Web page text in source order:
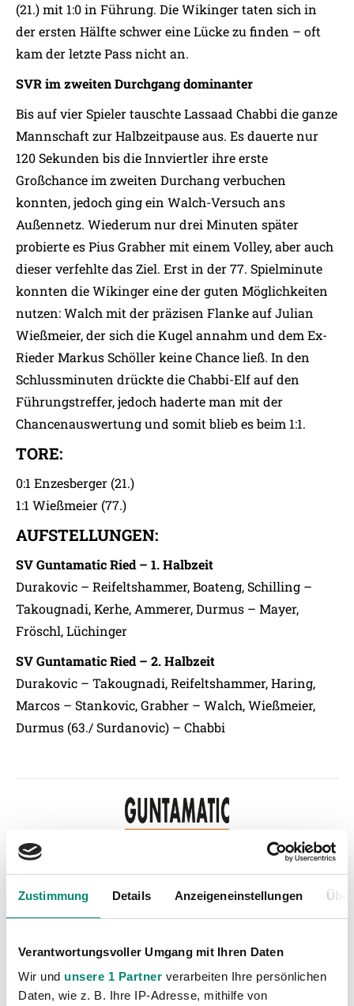
Zustimmung Details Anzeigeneinstellungen
Verantwortungsvoller Umgang mit Ihren Daten
Wir und unsere 1 Partner verarbeiten Ihre persönlichen
Daten, wie z. B. Ihre IP-Adresse, mithilfe von
(21.) mit 1:0 in Führung. Die Wikinger taten sich in
der ersten Hälfte schwer eine Lücke zu finden – oft
kam der letzte Pass nicht an.
SVR im zweiten Durchgang dominanter
Bis auf vier Spieler tauschte Lassaad Chabbi die ganze
Mannschaft zur Halbzeitpause aus. Es dauerte nur
120 Sekunden bis die Innviertler ihre erste
Großchance im zweiten Durchang verbuchen
konnten, jedoch ging ein Walch-Versuch ans
Außennetz. Wiederum nur drei Minuten später
probierte es Pius Grabher mit einem Volley, aber auch
dieser verfehlte das Ziel. Erst in der 77. Spielminute
konnten die Wikinger eine der guten Möglichkeiten
nutzen: Walch mit der präzisen Flanke auf Julian
Wießmeier, der sich die Kugel annahm und dem Ex-
Rieder Markus Schöller keine Chance ließ. In den
Schlussminuten drückte die Chabbi-Elf auf den
Führungstreffer, jedoch haderte man mit der
Chancenauswertung und somit blieb es beim 1:1.
TORE:
0:1 Enzesberger (21.)
1:1 Wießmeier (77.)
AUFSTELLUNGEN:
SV Guntamatic Ried – 1. Halbzeit
Durakovic – Reifeltshammer, Boateng, Schilling –
Takougnadi, Kerhe, Ammerer, Durmus – Mayer,
Fröschl, Lüchinger
SV Guntamatic Ried – 2. Halbzeit
Durakovic – Takougnadi, Reifeltshammer, Haring,
Marcos – Stankovic, Grabher – Walch, Wießmeier,
Durmus (63./ Surdanovic) – Chabbi
Allgemeine News
Damen